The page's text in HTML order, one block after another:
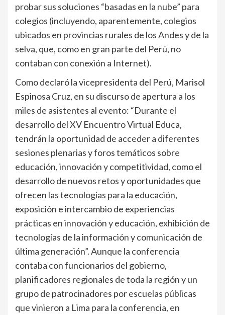
probar sus soluciones “basadas en la nube” para
colegios (incluyendo, aparentemente, colegios
ubicados en provincias rurales de los Andes y de la
selva, que, como en gran parte del Perú, no
contaban con conexión a Internet).
Como declaró la vicepresidenta del Perú, Marisol
Espinosa Cruz, en su discurso de apertura a los
miles de asistentes al evento: “Durante el
desarrollo del XV Encuentro Virtual Educa,
tendrán la oportunidad de acceder a diferentes
sesiones plenarias y foros temáticos sobre
educación, innovación y competitividad, como el
desarrollo de nuevos retos y oportunidades que
ofrecen las tecnologías para la educación,
exposición e intercambio de experiencias
prácticas en innovación y educación, exhibición de
tecnologías de la información y comunicación de
última generación”. Aunque la conferencia
contaba con funcionarios del gobierno,
planificadores regionales de toda la región y un
grupo de patrocinadores por escuelas públicas
que vinieron a Lima para la conferencia, en